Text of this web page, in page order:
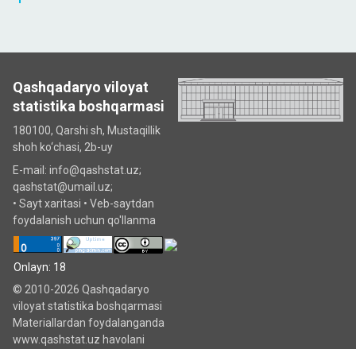
Qashqadaryo viloyat
statistika boshqarmasi
180100, Qarshi sh, Mustаqillik
shoh ko‘chаsi, 2b-uy
E-mail: info@qashstat.uz;
qashstat@umail.uz;
• Sayt xaritasi • Veb-saytdan
foydalanish uchun qo'llanma
Onlayn: 18
© 2010-2026 Qashqadaryo
viloyat statistika boshqarmasi
Materiallardan foydalanganda
www.qashstat.uz havolani